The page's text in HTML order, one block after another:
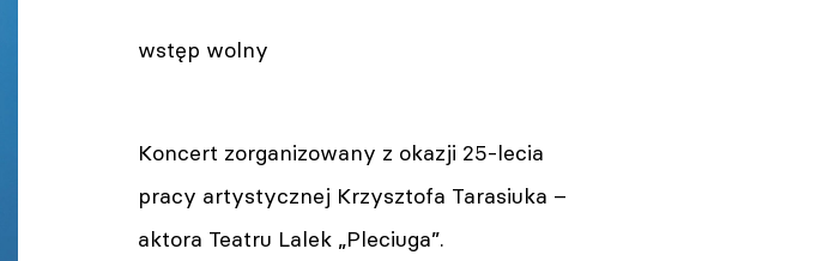
wstęp wolny
Koncert zorganizowany z okazji 25-lecia
pracy artystycznej Krzysztofa Tarasiuka –
aktora Teatru Lalek „Pleciuga”.